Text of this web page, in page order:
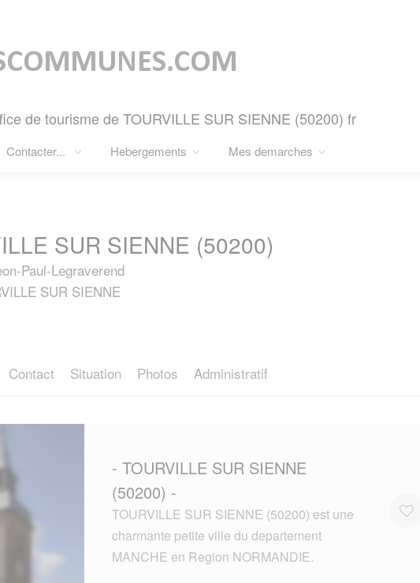
de tourisme de TOURVILLE SUR SIENNE (50200) fr
Contacter... Hebergements Mes demarches
SUR SIENNE (50200)
Paul-Legraverend
SUR SIENNE
Contact Situation Photos Administratif
- TOURVILLE SUR SIENNE
(50200) -
TOURVILLE SUR SIENNE (50200) est une
charmante petite ville du departement
MANCHE en Region NORMANDIE.